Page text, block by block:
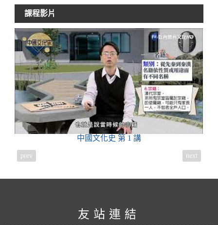
課程影片
中國文化史 第 1 講
prev next
友站連結